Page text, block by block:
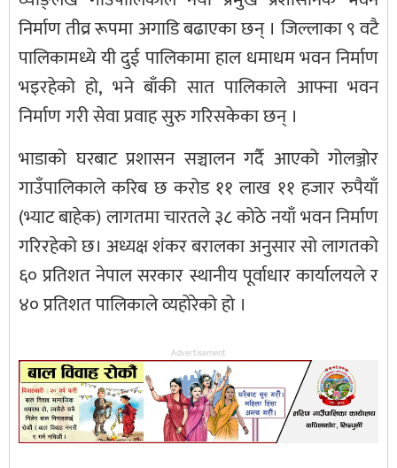
निर्माण तीव्र रूपमा अगाडि बढाएका छन् । जिल्लाका ९ वटै
पालिकामध्ये यी दुई पालिकामा हाल धमाधम भवन निर्माण
भइरहेको हो, भने बाँकी सात पालिकाले आफ्ना भवन
निर्माण गरी सेवा प्रवाह सुरु गरिसकेका छन् ।
भाडाको घरबाट प्रशासन सञ्चालन गर्दै आएको गोलञ्जोर
गाउँपालिकाले करिब छ करोड ११ लाख ११ हजार रुपैयाँ
(भ्याट बाहेक) लागतमा चारतले ३८ कोठे नयाँ भवन निर्माण
गरिरहेको छ। अध्यक्ष शंकर बरालका अनुसार सो लागतको
६० प्रतिशत नेपाल सरकार स्थानीय पूर्वाधार कार्यालयले र
४० प्रतिशत पालिकाले व्यहोरेको हो ।
Advertisement